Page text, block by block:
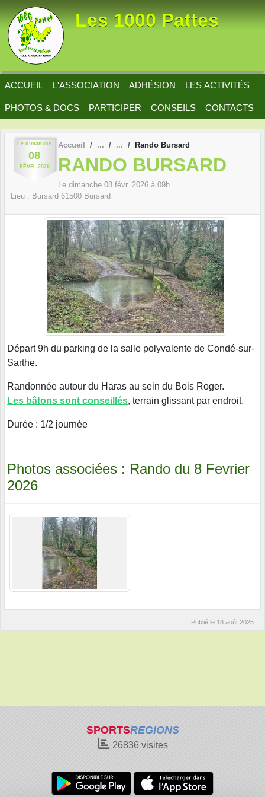
Les 1000 Pattes
ACCUEIL L'ASSOCIATION ADHÉSION LES ACTIVITÉS
PHOTOS & DOCS PARTICIPER CONSEILS CONTACTS
Le dimanche
08
FÉVR. 2026
Accueil Rando Bursard
RANDO BURSARD
Le dimanche 08 févr. 2026 à 09h
Lieu : Bursard 61500 Bursard
Départ 9h du parking de la salle polyvalente de Condé-sur-
Sarthe.
Randonnée autour du Haras au sein du Bois Roger.
Les bâtons sont conseillés, terrain glissant par endroit.
Durée : 1/2 journée
Photos associées : Rando du 8 Fevrier
2026
Publié le 18 août 2025
SPORTSREGIONS
26836visites
Panneau de gestion des cookies